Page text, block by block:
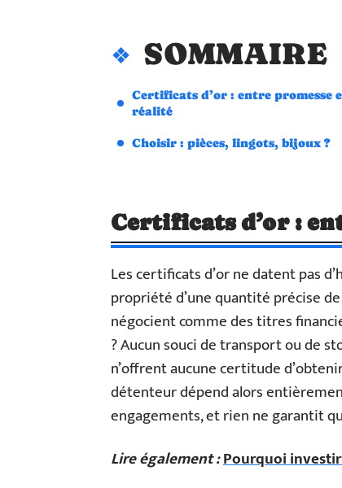
SOMMAIRE
Certificats d’or : entre promesse
réalité
Choisir : pièces, lingots, bijoux ?
Certificats d’or :
Les certificats d’or ne datent pas
propriété d’une quantité précise
négocient comme des titres
? Aucun souci de transport ou de
n’offrent aucune certitude
détenteur dépend alors
engagements, et rien ne garantit
Lire également :Pourquoi